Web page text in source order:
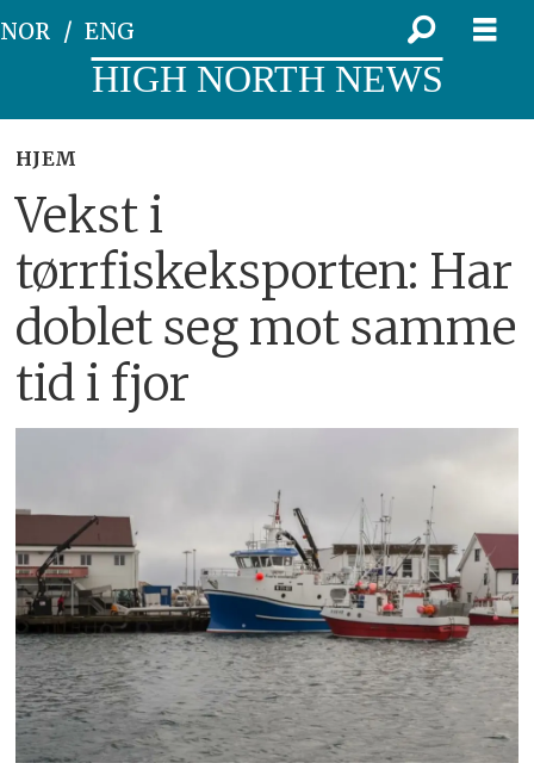
NOR ENG
HIGH NORTH NEWS
HJEM
Vekst i
tørrfiskeksporten: Har
doblet seg mot samme
tid i fjor